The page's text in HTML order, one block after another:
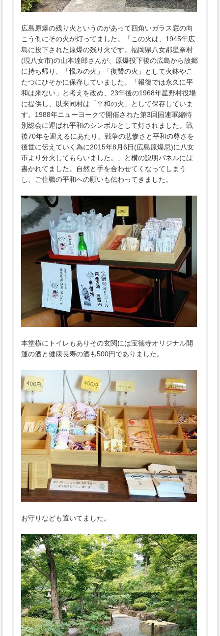
広島原爆の残り火というのがあって四角いガラス窓の向
こう側にその火が灯ってました。「この火は、1945年広
島に投下された原爆の残り火です。福岡県八女郡星奈村
(現八女市)の山本達郎さんが、原爆投下後の広島から故郷
に持ち帰り、「恨みの火」「復讐の火」として火鉢やこ
たつにひそかに保存していました。「報復では永久に平
和は来ない」と考えを改め、23年後の1968年星野村役場
に提供し、以来同村は「平和の火」として保存していま
す。1988年ニューヨークで開催された第3回国連軍縮特
別総会に運ばれ平和のシンボルとして灯されました。戦
後70年を迎えるにあたり、戦争の悲惨さと平和の尊さを
後世に伝えていく為に2015年8月6日(広島原爆忌)に八女
市より分火してもらいました。」と横の説明パネルには
書かれてました。自然と手を合わせてくなってしまう
し、ご住職の平和への願いも伝わってきました。
本堂横にトイレもありその玄関には宝徳寺オリジナル開
運の酒と健康長寿の酒も500円でありました。
お守りなども置いてました。